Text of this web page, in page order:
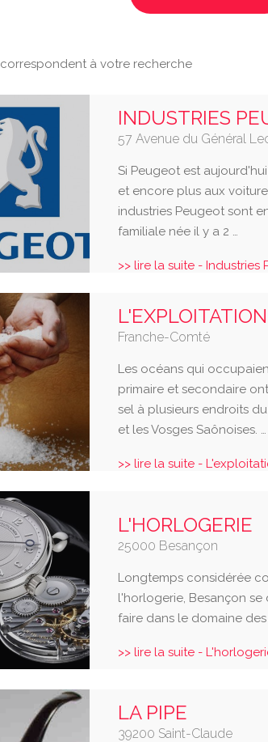
correspondent à votre recherche
INDUSTRIES
57 Avenue du Général
Si Peugeot est
et encore plus aux
industries Peugeot sont
familiale née il y a 2 …
>> lire la suite - Industries
Franche-Comté
Les océans qui
primaire et secondaire
sel à plusieurs endroits
et les Vosges Saônoises. …
>> lire la suite -
L'HORLOGERIE
25000 Besançon
Longtemps considérée
l'horlogerie, Besançon
faire dans le domaine
>> lire la suite -
LA PIPE
39200 Saint-Claude